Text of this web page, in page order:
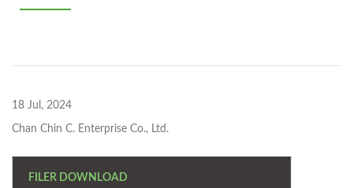
18 Jul, 2024
Chan Chin C. Enterprise Co., Ltd.
FILER DOWNLOAD